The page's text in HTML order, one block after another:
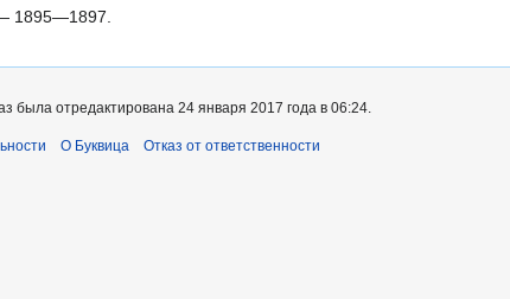
1895—1897.
была отредактирована 24 января 2017 года в 06:24.
О Буквица Отказ от ответственности